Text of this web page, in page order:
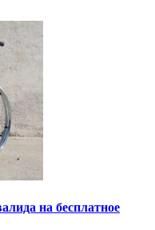
на бесплатное